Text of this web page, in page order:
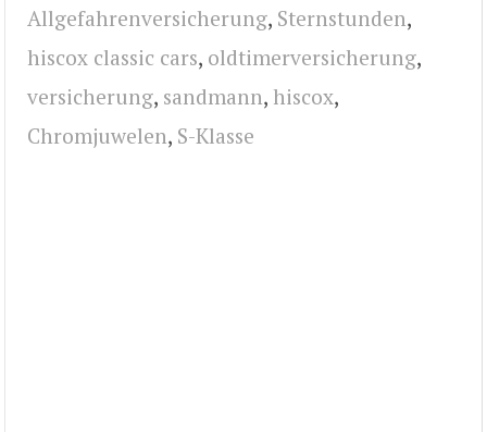
Allgefahrenversicherung, Sternstunden,
hiscox classic cars, oldtimerversicherung,
versicherung, sandmann, hiscox,
Chromjuwelen, S-Klasse